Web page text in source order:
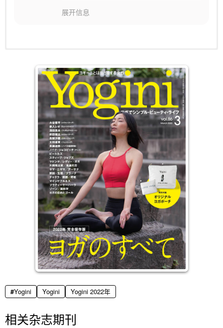
展开信息
的MUKU。读者自不必说，也能引起相关人员的共鸣，是业界的意见
领袖杂志。内容、视觉效果的高质量在如今已成为瑜伽发达国家的欧
美也受到好评。
Yogini Yogini Yogini 2022年
相关杂志期刊